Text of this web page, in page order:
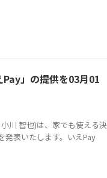
」の提供を03月01
川 智也)は、家でも使える決
発表いたします。いえPay